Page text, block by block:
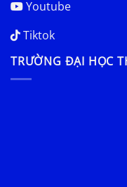
Youtube
Tiktok
TRƯỜNG ĐẠI HỌC